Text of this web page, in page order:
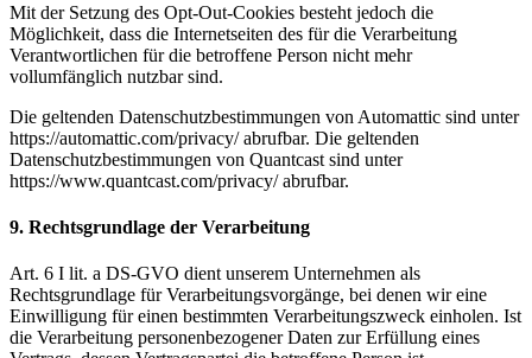
Mit der Setzung des Opt-Out-Cookies besteht jedoch die
Möglichkeit, dass die Internetseiten des für die Verarbeitung
Verantwortlichen für die betroffene Person nicht mehr
vollumfänglich nutzbar sind.
Die geltenden Datenschutzbestimmungen von Automattic sind unter
https://automattic.com/privacy/ abrufbar. Die geltenden
Datenschutzbestimmungen von Quantcast sind unter
https://www.quantcast.com/privacy/ abrufbar.
9. Rechtsgrundlage der Verarbeitung
Art. 6 I lit. a DS-GVO dient unserem Unternehmen als
Rechtsgrundlage für Verarbeitungsvorgänge, bei denen wir eine
Einwilligung für einen bestimmten Verarbeitungszweck einholen. Ist
die Verarbeitung personenbezogener Daten zur Erfüllung eines